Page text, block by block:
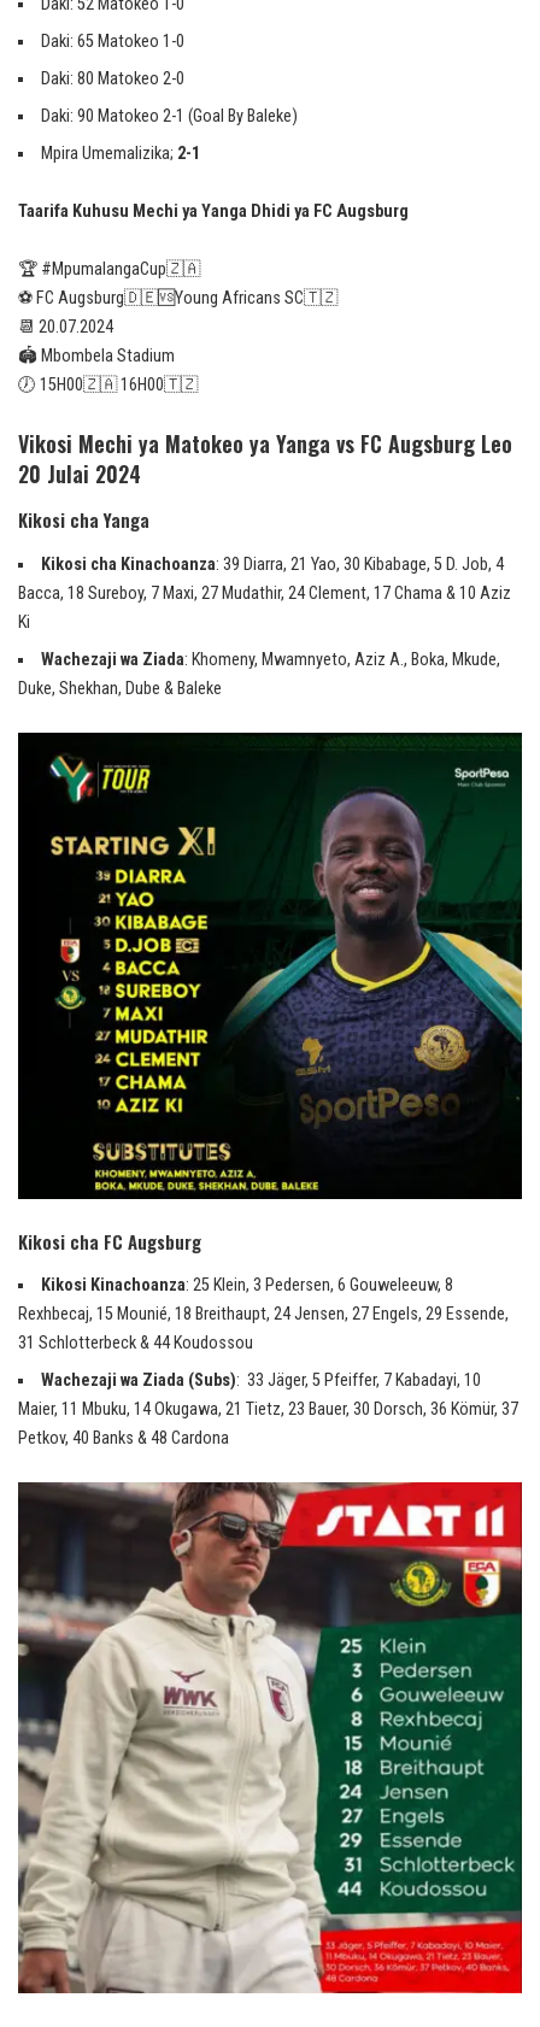
Daki: 65 Matokeo 1-0
Daki: 80 Matokeo 2-0
Daki: 90 Matokeo 2-1 (Goal By Baleke)
Mpira Umemalizika; 2-1
Taarifa Kuhusu Mechi ya Yanga Dhidi ya FC Augsburg
🏆 #MpumalangaCup🇿🇦
⚽️ FC Augsburg🇩🇪🆚Young Africans SC🇹🇿
📆 20.07.2024
🏟 Mbombela Stadium
🕖 15H00🇿🇦 16H00🇹🇿
Vikosi Mechi ya Matokeo ya Yanga vs FC Augsburg Leo
20 Julai 2024
Kikosi cha Yanga
Kikosi cha Kinachoanza: 39 Diarra, 21 Yao, 30 Kibabage, 5 D. Job, 4
Bacca, 18 Sureboy, 7 Maxi, 27 Mudathir, 24 Clement, 17 Chama & 10 Aziz
Ki
Wachezaji wa Ziada: Khomeny, Mwamnyeto, Aziz A., Boka, Mkude,
Duke, Shekhan, Dube & Baleke
Kikosi cha FC Augsburg
Kikosi Kinachoanza: 25 Klein, 3 Pedersen, 6 Gouweleeuw, 8
Rexhbecaj, 15 Mounié, 18 Breithaupt, 24 Jensen, 27 Engels, 29 Essende,
31 Schlotterbeck & 44 Koudossou
Wachezaji wa Ziada (Subs): 33 Jäger, 5 Pfeiffer, 7 Kabadayi, 10
Maier, 11 Mbuku, 14 Okugawa, 21 Tietz, 23 Bauer, 30 Dorsch, 36 Kömür, 37
Petkov, 40 Banks & 48 Cardona